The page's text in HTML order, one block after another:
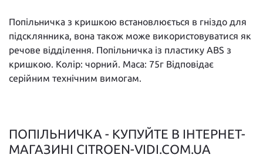
Попільничка з кришкою встановлюється в гніздо для
підсклянника, вона також може використовуватися як
речове відділення. Попільничка із пластику ABS з
кришкою. Колір: чорний. Маса: 75г Відповідає
серійним технічним вимогам.
ПОПІЛЬНИЧКА - КУПУЙТЕ В ІНТЕРНЕТ-
МАГАЗИНІ CITROEN-VIDI.COM.UA